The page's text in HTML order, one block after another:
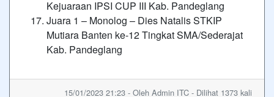
Kejuaraan IPSI CUP III Kab. Pandeglang
Juara 1 – Monolog – Dies Natalis STKIP
Mutiara Banten ke-12 Tingkat SMA/Sederajat
Kab. Pandeglang
15/01/2023 21:23 - Oleh Admin ITC - Dilihat 1373 kali